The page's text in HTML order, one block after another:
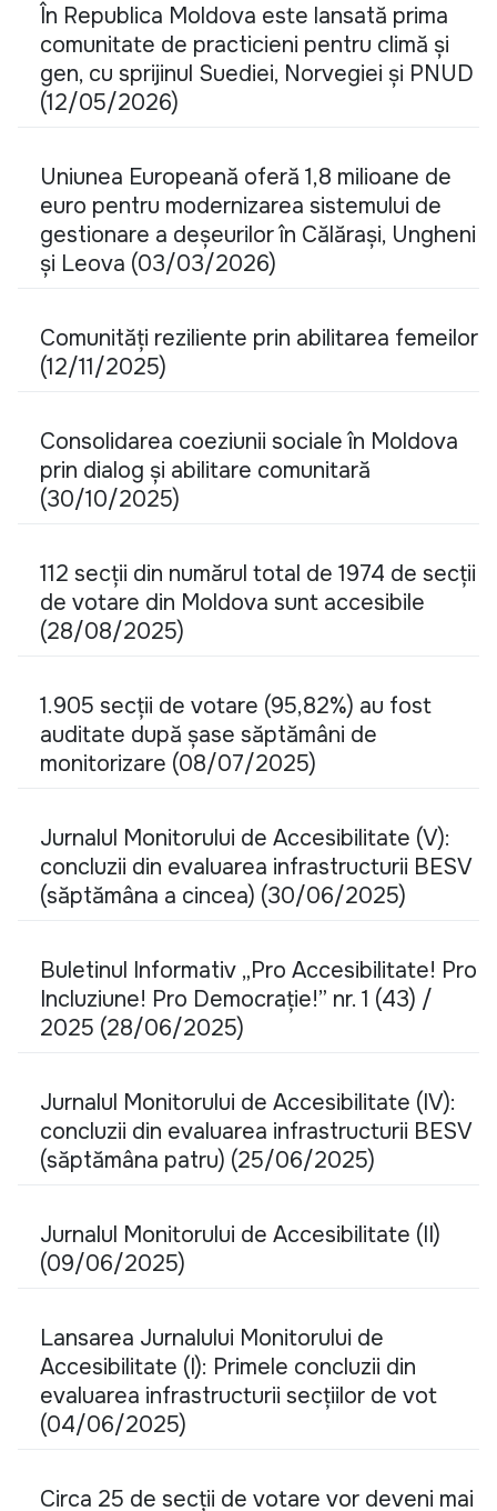
În Republica Moldova este lansată prima
comunitate de practicieni pentru climă și
gen, cu sprijinul Suediei, Norvegiei și PNUD
(12/05/2026)
Uniunea Europeană oferă 1,8 milioane de
euro pentru modernizarea sistemului de
gestionare a deșeurilor în Călărași, Ungheni
și Leova (03/03/2026)
Comunități reziliente prin abilitarea femeilor
(12/11/2025)
Consolidarea coeziunii sociale în Moldova
prin dialog și abilitare comunitară
(30/10/2025)
112 secții din numărul total de 1974 de secții
de votare din Moldova sunt accesibile
(28/08/2025)
1.905 secții de votare (95,82%) au fost
auditate după șase săptămâni de
monitorizare (08/07/2025)
Jurnalul Monitorului de Accesibilitate (V):
concluzii din evaluarea infrastructurii BESV
(săptămâna a cincea) (30/06/2025)
Buletinul Informativ „Pro Accesibilitate! Pro
Incluziune! Pro Democrație!” nr. 1 (43) /
2025 (28/06/2025)
Jurnalul Monitorului de Accesibilitate (IV):
concluzii din evaluarea infrastructurii BESV
(săptămâna patru) (25/06/2025)
Jurnalul Monitorului de Accesibilitate (II)
(09/06/2025)
Lansarea Jurnalului Monitorului de
Accesibilitate (I): Primele concluzii din
evaluarea infrastructurii secțiilor de vot
(04/06/2025)
Circa 25 de secții de votare vor deveni mai